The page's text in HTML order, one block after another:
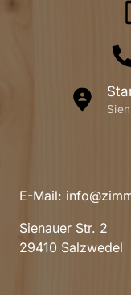
E-Mail:
Sienauer Str. 2
29410 Salzwedel